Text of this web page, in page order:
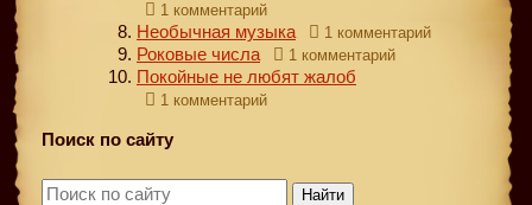
1 комментарий
Необычная музыка 1 комментарий
Роковые числа 1 комментарий
Покойные не любят жалоб
1 комментарий
Поиск по сайту
Найти